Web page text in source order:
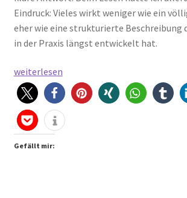
Eindruck: Vieles wirkt weniger wie ein
eher wie eine strukturierte Beschreibung
in der Praxis längst entwickelt hat.
Schreiben
mit
KI:
Neues
Handwerk
oder
weiterlesen
Gefällt mir: